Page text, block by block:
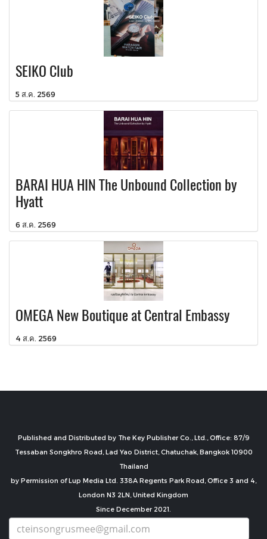
SEIKO Club
5 ส.ค. 2569
BARAI HUA HIN The Unbound Collection by
Hyatt
6 ส.ค. 2569
OMEGA New Boutique at Central Embassy
4 ส.ค. 2569
Published and Distributed by The Key Publisher Co., Ltd., Office: 87/9
Tessaban Songkhro Road, Lad Yao District, Chatuchak, Bangkok 10900
Thailand
by Permission of Lup Media Ltd. 338A Regents Park Road, Office 3 and 4,
London N3 2LN, United Kingdom
Since December 2021.